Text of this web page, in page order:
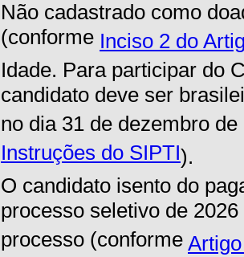
Não cadastrado como
(conforme Inciso 2 do
Idade. Para participar do
candidato deve ser
no dia 31 de dezembro de
Instruções do SIPTI).
O candidato isento do
processo seletivo de
processo (conforme